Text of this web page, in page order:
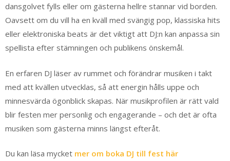
dansgolvet fylls eller om gästerna hellre stannar vid borden.
Oavsett om du vill ha en kväll med svängig pop, klassiska hits
eller elektroniska beats är det viktigt att DJ:n kan anpassa sin
spellista efter stämningen och publikens önskemål.
En erfaren DJ läser av rummet och förändrar musiken i takt
med att kvällen utvecklas, så att energin hålls uppe och
minnesvärda ögonblick skapas. När musikprofilen är rätt vald
blir festen mer personlig och engagerande – och det är ofta
musiken som gästerna minns längst efteråt.
Du kan läsa mycket mer om boka DJ till fest här